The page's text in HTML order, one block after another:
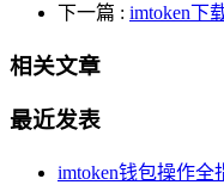
下一篇 : imtoken下
相关文章
最近发表
imtoken钱包操作